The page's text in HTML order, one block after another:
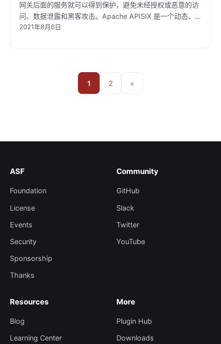
网关后面的服务就可以得到保护，避免未经授权或恶意的访
问、数据泄露和黑客攻击。Apache APISIX 是一个动态、实
时、高性能的 API 网关。而且它提供了许多插件，包括像
2021年8月6日
1 2 »
ASF
Foundation
License
Events
Security
Sponsorship
Thanks
Community
GitHub
Slack
Twitter
YouTube
Resources
Blog
Learning Center
More
Plugin Hub
Downloads